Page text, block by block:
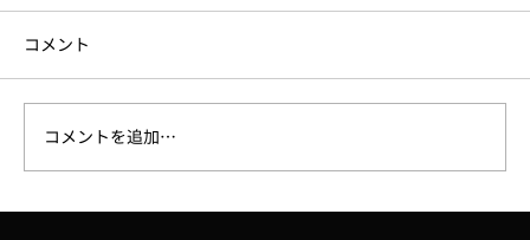
コメント
コメントを追加…